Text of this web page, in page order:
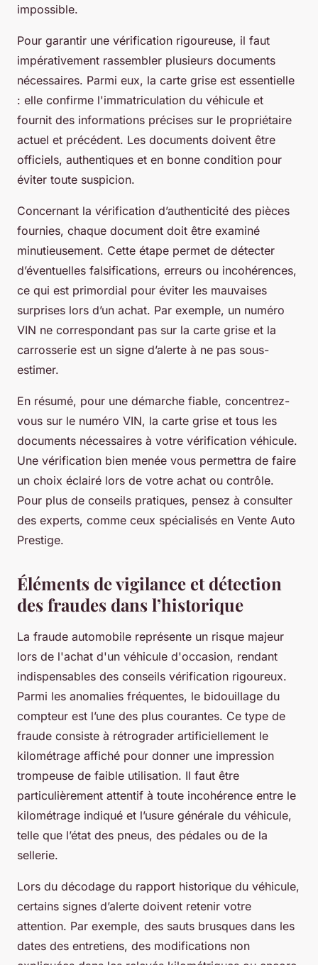
impossible.
Pour garantir une vérification rigoureuse, il faut
impérativement rassembler plusieurs documents
nécessaires. Parmi eux, la carte grise est essentielle
: elle confirme l'immatriculation du véhicule et
fournit des informations précises sur le propriétaire
actuel et précédent. Les documents doivent être
officiels, authentiques et en bonne condition pour
éviter toute suspicion.
Concernant la vérification d’authenticité des pièces
fournies, chaque document doit être examiné
minutieusement. Cette étape permet de détecter
d’éventuelles falsifications, erreurs ou incohérences,
ce qui est primordial pour éviter les mauvaises
surprises lors d’un achat. Par exemple, un numéro
VIN ne correspondant pas sur la carte grise et la
carrosserie est un signe d’alerte à ne pas sous-
estimer.
En résumé, pour une démarche fiable, concentrez-
vous sur le numéro VIN, la carte grise et tous les
documents nécessaires à votre vérification véhicule.
Une vérification bien menée vous permettra de faire
un choix éclairé lors de votre achat ou contrôle.
Pour plus de conseils pratiques, pensez à consulter
des experts, comme ceux spécialisés en Vente Auto
Prestige.
Éléments de vigilance et détection
des fraudes dans l’historique
La fraude automobile représente un risque majeur
lors de l'achat d'un véhicule d'occasion, rendant
indispensables des conseils vérification rigoureux.
Parmi les anomalies fréquentes, le bidouillage du
compteur est l’une des plus courantes. Ce type de
fraude consiste à rétrograder artificiellement le
kilométrage affiché pour donner une impression
trompeuse de faible utilisation. Il faut être
particulièrement attentif à toute incohérence entre le
kilométrage indiqué et l’usure générale du véhicule,
telle que l’état des pneus, des pédales ou de la
sellerie.
Lors du décodage du rapport historique du véhicule,
certains signes d’alerte doivent retenir votre
attention. Par exemple, des sauts brusques dans les
dates des entretiens, des modifications non